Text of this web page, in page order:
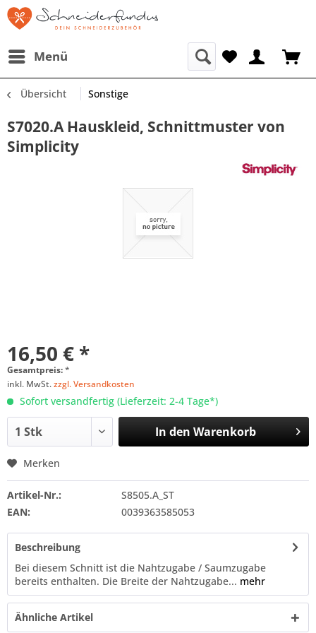
Menü
Übersicht Sonstige
S7020.A Hauskleid, Schnittmuster von
Simplicity
16,50 € *
Gesamtpreis:*
inkl. MwSt.zzgl. Versandkosten
Sofort versandfertig (Lieferzeit: 2-4 Tage*)
In den Warenkorb
Merken
Artikel-Nr.:
S8505.A_ST
EAN:
0039363585053
Beschreibung
Bei diesem Schnitt ist die Nahtzugabe / Saumzugabe
bereits enthalten. Die Breite der Nahtzugabe... mehr
Ähnliche Artikel